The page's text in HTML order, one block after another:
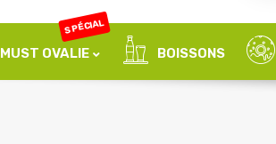
MUST OVALIE
SPÉCIAL
BOISSONS